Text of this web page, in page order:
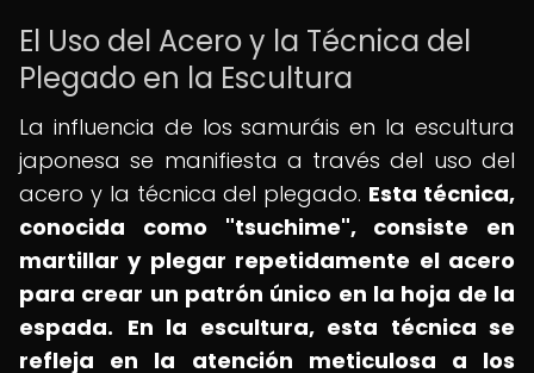
El Uso del Acero y la Técnica del
Plegado en la Escultura
La influencia de los samuráis en la escultura
japonesa se manifiesta a través del uso del
acero y la técnica del plegado. Esta técnica,
conocida como "tsuchime", consiste en
martillar y plegar repetidamente el acero
para crear un patrón único en la hoja de la
espada. En la escultura, esta técnica se
refleja en la atención meticulosa a los